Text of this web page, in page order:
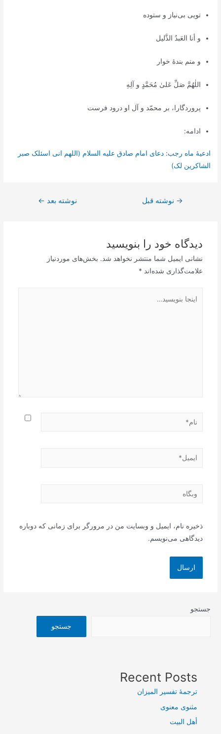
تویی بی‌نیاز و ستوده
و أنا العَبدُ الذَّليل
و منم بندۀ خوار
اللٰهُمَّ صَلِّ عَلىٰ مُحَمَّدٍ و آلِهِ
پروردگارا، بر محمّد و آل او درود فرست
ادامه:
ادعیۀ ماه رجب: دعای امام صادق علیه السلام (اللهم انی اسئلک صبر
الشاکرین لک)
راهبری→ نوشته قبل نوشته بعد ←
دیدگاه‌ خود را بنویسید
نشانی ایمیل شما منتشر نخواهد شد. بخش‌های موردنیاز
علامت‌گذاری شده‌اند *
بنویسید…
نام*
ایمیل*
وبگاه
ذخیره نام، ایمیل و وبسایت من در مرورگر برای زمانی که دوباره
دیدگاهی می‌نویسم.
جستجو
جستجو
Recent Posts
ترجمۀ تفسیر المیزان
مثنوی معنوی
أهل البيت